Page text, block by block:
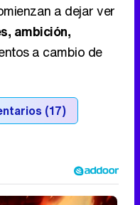
a dejar ver
ambición,
a cambio de
(17)